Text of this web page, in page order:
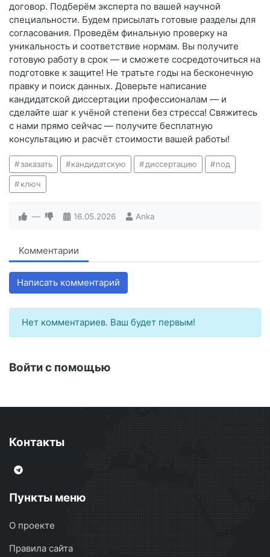
договор. Подберём эксперта по вашей научной
специальности. Будем присылать готовые разделы для
согласования. Проведём финальную проверку на
уникальность и соответствие нормам. Вы получите
готовую работу в срок — и сможете сосредоточиться на
подготовке к защите! Не тратьте годы на бесконечную
правку и поиск данных. Доверьте написание
кандидатской диссертации профессионалам — и
сделайте шаг к учёной степени без стресса! Свяжитесь
с нами прямо сейчас — получите бесплатную
консультацию и расчёт стоимости вашей работы!
заказать кандидатскую диссертацию под
ключ
— 16.05.2026 Anka
Комментарии
Написать комментарий
Нет комментариев. Ваш будет первым!
Войти с помощью
Контакты
Пункты меню
О проекте
Правила сайта